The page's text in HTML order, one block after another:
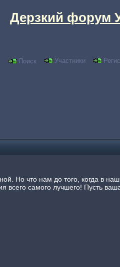
Дерзкий форум
Поиск Участники
Но что нам до того, когда в
самого лучшего! Пусть